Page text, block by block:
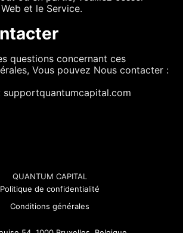
et le Service.
questions concernant ces
Vous pouvez Nous contacter :
supportquantumcapital.com
QUANTUM CAPITAL
Politique de confidentialité
Conditions générales